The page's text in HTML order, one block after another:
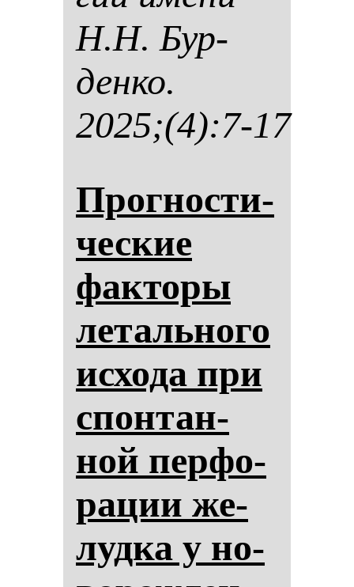
Н.Н. Бур­
ден­ко.
2025;(4):7-17
Прог­нос­ти­
чес­кие
фак­то­ры
ле­таль­но­го
ис­хо­да при
спон­тан­
ной пер­фо­
ра­ции же­
луд­ка у но­